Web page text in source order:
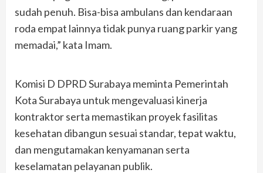
sudah penuh. Bisa-bisa ambulans dan kendaraan
roda empat lainnya tidak punya ruang parkir yang
memadai,” kata Imam.
Komisi D DPRD Surabaya meminta Pemerintah
Kota Surabaya untuk mengevaluasi kinerja
kontraktor serta memastikan proyek fasilitas
kesehatan dibangun sesuai standar, tepat waktu,
dan mengutamakan kenyamanan serta
keselamatan pelayanan publik.